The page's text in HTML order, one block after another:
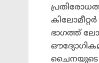
ഭാഗത്ത്
ചൈനയുടെ